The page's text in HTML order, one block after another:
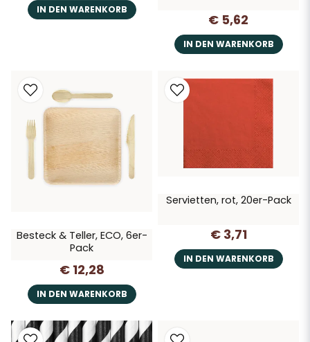
IN DEN WARENKORB
€ 5,62
IN DEN WARENKORB
Besteck & Teller, ECO, 6er-
Pack
€ 12,28
IN DEN WARENKORB
Servietten, rot, 20er-Pack
€ 3,71
IN DEN WARENKORB